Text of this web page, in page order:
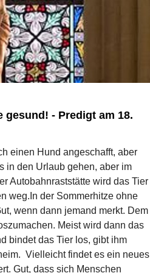
gesund! - Predigt am 18.
einen Hund angeschafft, aber
in den Urlaub gehen, aber im
Autobahnraststätte wird das Tier
weg.In der Sommerhitze ohne
wenn dann jemand merkt. Dem
Meist wird dann das
bindet das Tier los, gibt ihm
Vielleicht findet es ein neues
Gut, dass sich Menschen